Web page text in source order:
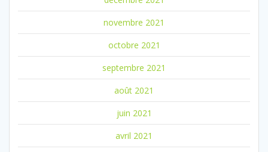
novembre 2021
octobre 2021
septembre 2021
août 2021
juin 2021
avril 2021